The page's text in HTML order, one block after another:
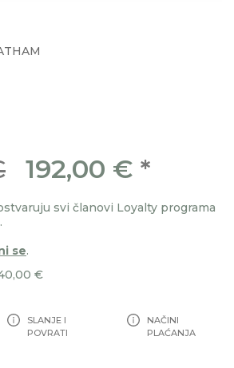
192,00 € *
svi članovi Loyalty programa
se.
€
SLANJE I
POVRATI
NAČINI
PLAĆANJA